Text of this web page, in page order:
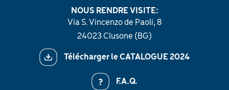
NOUS RENDRE VISITE:
Via S. Vincenzo de Paoli, 8
24023 Clusone (BG)
Télécharger le CATALOGUE 2024
F.A.Q.